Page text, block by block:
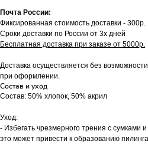
Почта России:
Фиксированная стоимость доставки - 300р.
Сроки доставки по России от 3х дней
Бесплатная доставка при заказе от 5000р.
Доставка осуществляется без
при оформлении.
Состав и уход
Состав: 50% хлопок, 50% акрил
Уход:
- Избегать чрезмерного трения с сумками
это может привести к образованию пилинга.